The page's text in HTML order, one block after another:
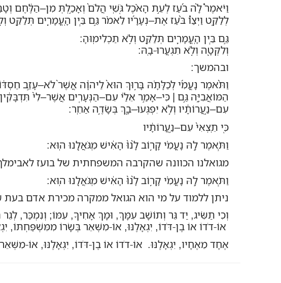
וַיֹּאמֶר֩ לָ֨ה בֹ֜עַז לְעֵ֣ת הָאֹ֗כֶל גֹּ֤שִֽׁי הֲלֹם֙ וְאָכַ֣לְתְּ מִן–הַלֶּ֔חֶם
לְלַקֵּ֑ט וַיְצַו֩ בֹּ֨עַז אֶת–נְעָרָ֜יו לֵאמֹ֗ר גַּ֣ם בֵּ֧ין הָֽעֳמָרִ֛ים תְּלַקֵּ֖ט
גַּ֣ם בֵּ֧ין הָֽעֳמָרִ֛ים תְּלַקֵּ֖ט וְלֹ֥א תַכְלִימֽוּהָ:
וְלִקְּטָ֖ה וְלֹ֥א תִגְעֲרוּ-בָֽהּ:
ובהמשך:
וַתֹּ֨אמֶר נָעֳמִ֜י לְכַלָּתָ֗הּ בָּר֥וּךְ הוּא֙ לַיהוָ֔ה אֲשֶׁר֙ לֹא–עָזַ֣ב
הַמּוֹאֲבִיָּ֑ה גַּ֣ם |כִּי–אָמַ֣ר אֵלַ֗י עִם–הַנְּעָרִ֤ים אֲשֶׁר–לִי֙
עִם–נַ֣עֲרוֹתָ֔יו וְלֹ֥א יִפְגְּעוּ–בָ֖ךְ בְּשָׂדֶ֥ה אַחֵֽר:
כִּ֤י תֵֽצְאִי֙ עִם–נַ֣עֲרוֹתָ֔יו
וַתֹּ֧אמֶר לָ֣הּ נָעֳמִ֗י קָר֥וֹב לָ֙נוּ֙ הָאִ֔ישׁ מִֽגֹּאֲלֵ֖נוּ הֽוּא:
מגואלנו הכוונה שהקרבה המשפחתית של בועז
וַתֹּ֧אמֶר לָ֣הּ נָעֳמִ֗י קָר֥וֹב לָ֙נוּ֙ הָאִ֔ישׁ מִֽגֹּאֲלֵ֖נוּ הֽוּא:
ניתן ללמוד על מי הוא הגואל ממקרה מכירת אדם
וְכִי תַשִּׂיג, יַדגֵּר וְתוֹשָׁב עִמָּךְ, וּמָךְ אָחִיךָ, עִמּוֹ; וְנִמְכַּר,
אוֹ-דֹדוֹ אוֹ בֶן-דֹּדוֹ, יִגְאָלֶנּוּ, אוֹ-מִשְּׁאֵר בְּשָׂרוֹ מִמִּשְׁפַּחְתּוֹ,
אֶחָד מֵאֶחָיו, יִגְאָלֶנּוּ. אוֹ-דֹדוֹ אוֹ בֶן-דֹּדוֹ, יִגְאָלֶנּוּ, אוֹ-